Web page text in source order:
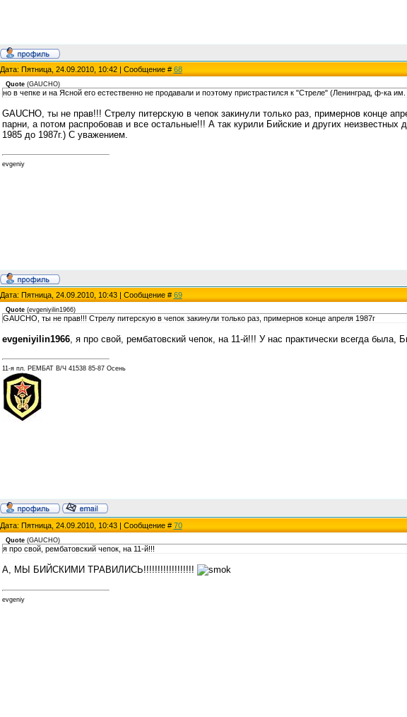
Дата: Пятница, 24.09.2010, 10:42 | Сообщение # 68
Quote(GAUCHO)
но в чепке и на Ясной его естественно не продавали и поэтому пристрастился к "Стреле" (Ленинград, ф-ка
GAUCHO, ты не прав!!! Стрелу питерскую в чепок закинули только раз, примернов конце
парни, а потом распробовав и все остальные!!! А так курили Бийские и других
1985 до 1987г.) С уважением.
evgeniy
Дата: Пятница, 24.09.2010, 10:43 | Сообщение # 69
Quote(evgeniyilin1966)
GAUCHO, ты не прав!!! Стрелу питерскую в чепок закинули только раз, примернов конце апреля 1987г
evgeniyilin1966, я про свой, рембатовский чепок, на 11-й!!! У нас практически всегда
11-я пл. РЕМБАТ В/Ч 41538 85-87 Осень
Дата: Пятница, 24.09.2010, 10:43 | Сообщение # 70
Quote(GAUCHO)
я про свой, рембатовский чепок, на 11-й!!!
А, МЫ БИЙСКИМИ ТРАВИЛИСЬ!!!!!!!!!!!!!!!!!!
evgeniy